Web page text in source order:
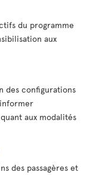
du programme
aux
des configurations
aux modalités
des passagères et